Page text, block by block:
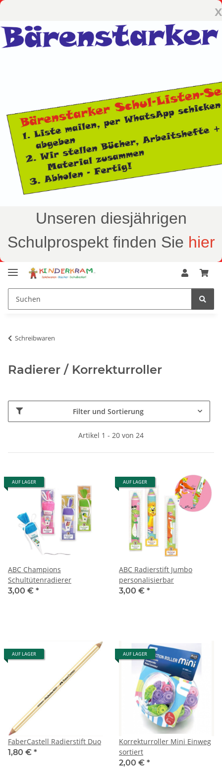
x
Unseren diesjährigen
Schulprospekt finden Sie hier
Schreibwaren
Radierer / Korrekturroller
Filter und Sortierung
Artikel 1 - 20 von 24
AUF LAGER
ABC Champions
Schultütenradierer
3,00 € *
AUF LAGER
ABC Radierstift Jumbo
personalisierbar
3,00 € *
AUF LAGER
FaberCastell Radierstift Duo
1,80 € *
AUF LAGER
Korrekturroller Mini Einweg
sortiert
2,00 € *